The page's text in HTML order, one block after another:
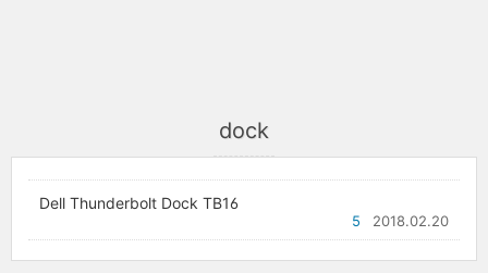
dock
Dell Thunderbolt Dock TB16
2018.02.20
5